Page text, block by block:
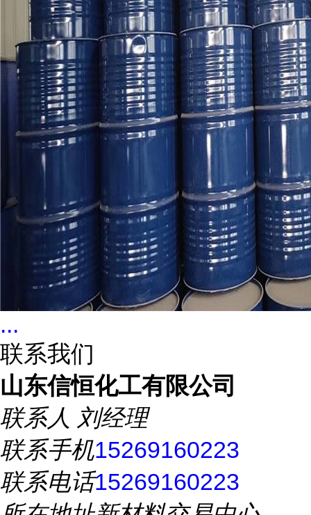
...
联系我们
山东信恒化工有限公司
联系人 刘经理
联系手机15269160223
联系电话15269160223